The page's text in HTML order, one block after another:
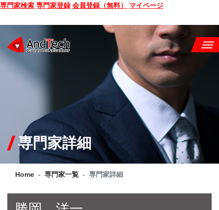
専門家検索 専門家登録 会員登録（無料） マイページ
CONSULTING
SERVICE
COMPANY
Q&A
専門家詳細
Home 専門家一覧 専門家詳細